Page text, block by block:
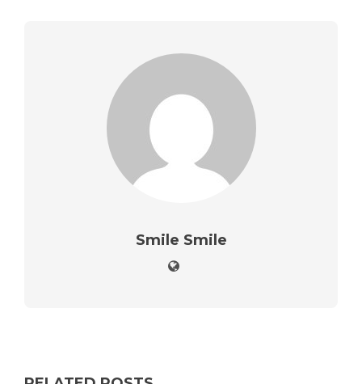
Smile Smile